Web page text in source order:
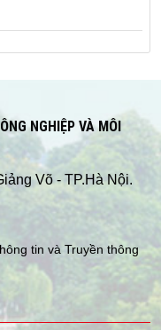
NGHIỆP VÀ MÔI
Võ - TP.Hà Nội.
tin và Truyền thông